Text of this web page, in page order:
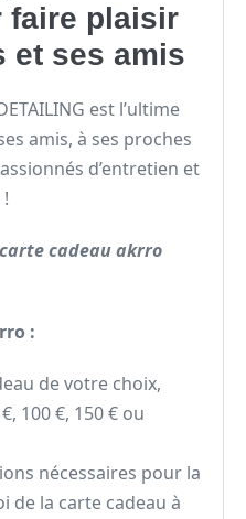
faire plaisir
et ses amis
est l’ultime
amis, à ses proches
d’entretien et
cadeau akrro
:
de votre choix,
100 €, 150 € ou
nécessaires pour la
de la carte cadeau à